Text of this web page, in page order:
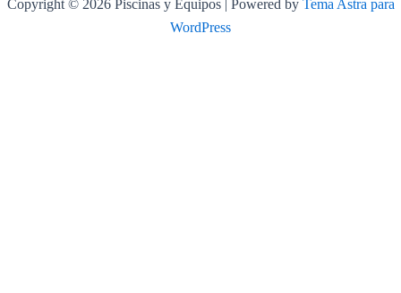
Copyright © 2026 Piscinas y Equipos | Powered by Tema Astra para
WordPress